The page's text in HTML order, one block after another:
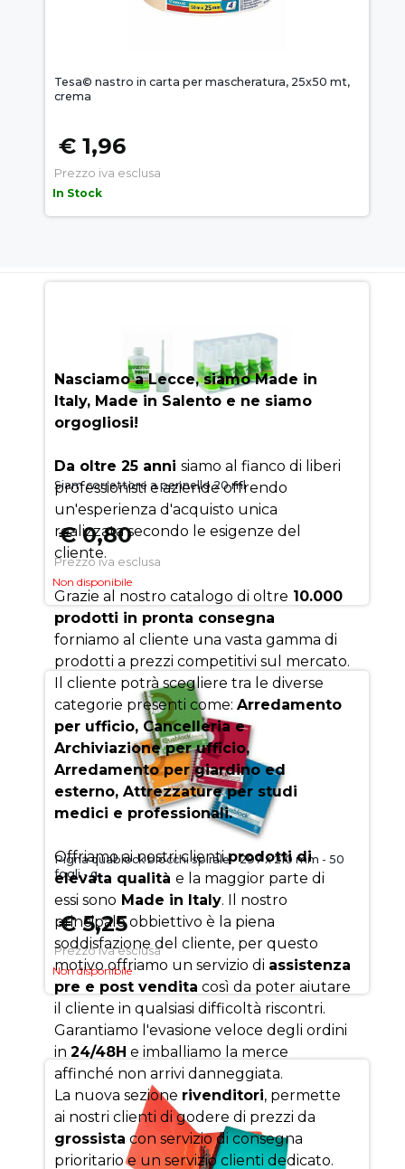
Tesa© nastro in carta per mascheratura, 25x50 mt,
crema
€ 1,96
Prezzo iva esclusa
In Stock
Siam correttore a pennello 20 ml
€ 0,80
Prezzo iva esclusa
Non disponibile
Pigna quablock blocchi spirale - 297 x 210 mm - 50
fogli - q
€ 5,25
Prezzo iva esclusa
Non disponibile
SUCCESSO
Nasciamo a Lecce, siamo Made in
Italy, Made in Salento e ne siamo
orgogliosi!
Da oltre 25 anni siamo al fianco di liberi
professionisti e aziende offrendo
un'esperienza d'acquisto unica
realizzata secondo le esigenze del
cliente.
Grazie al nostro catalogo di oltre 10.000
prodotti in pronta consegna
forniamo al cliente una vasta gamma di
prodotti a prezzi competitivi sul mercato.
Il cliente potrà scegliere tra le diverse
categorie presenti come: Arredamento
per ufficio, Cancelleria e
Archiviazione per ufficio,
Arredamento per giardino ed
esterno, Attrezzature per studi
medici e professionali.
Offriamo ai nostri clientiprodotti di
elevata qualità e la maggior parte di
essi sono Made in Italy. Il nostro
principale obbiettivo è la piena
soddisfazione del cliente, per questo
motivo offriamo un servizio di assistenza
pre e post vendita così da poter aiutare
il cliente in qualsiasi difficoltà riscontri.
Garantiamo l'evasione veloce degli ordini
in 24/48H e imballiamo la merce
affinché non arrivi danneggiata.
La nuova sezione rivenditori, permette
ai nostri clienti di godere di prezzi da
grossista con servizio di consegna
prioritario e un servizio clienti dedicato.